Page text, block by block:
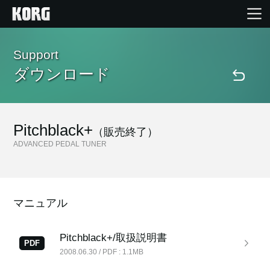
Home
Import Products
Events
Support
Support
ダウンロード
Pitchblack+ （販売終了）
ADVANCED PEDAL TUNER
マニュアル
PDF Pitchblack+/取扱説明書
2008.06.30 / PDF : 1.1MB